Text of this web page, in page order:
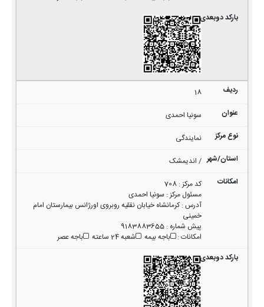
18
سونیا احمدی
نمایندگی
/ اندیمشک
کد مرکز:
708
مسئول مرکز: سونیا احمدی
آدرس:کرمانشاه خیابان نقلیه روبروی اورژانس بیمارستان امام
خمینی
پیش شماره :
9183883655
امکانات: باجه بیمه شعبه 24 ساعته باجه عصر